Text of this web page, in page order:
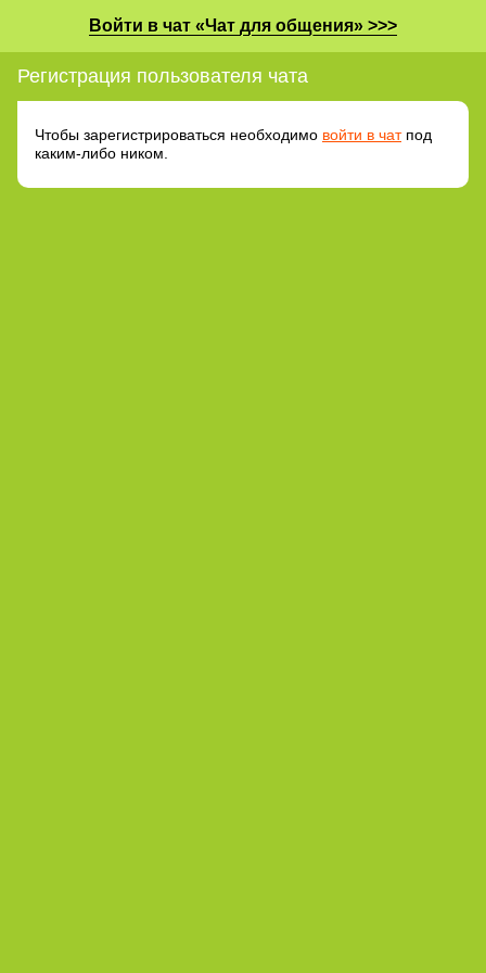
Войти в чат «Чат для общения» >>>
Регистрация пользователя чата
Чтобы зарегистрироваться необходимо войти в чатпод
каким-либо ником.